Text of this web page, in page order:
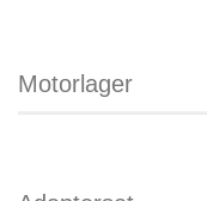
Motorlager